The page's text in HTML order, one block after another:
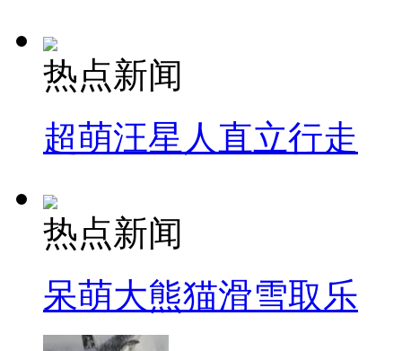
热点新闻
超萌汪星人直立行走
热点新闻
呆萌大熊猫滑雪取乐